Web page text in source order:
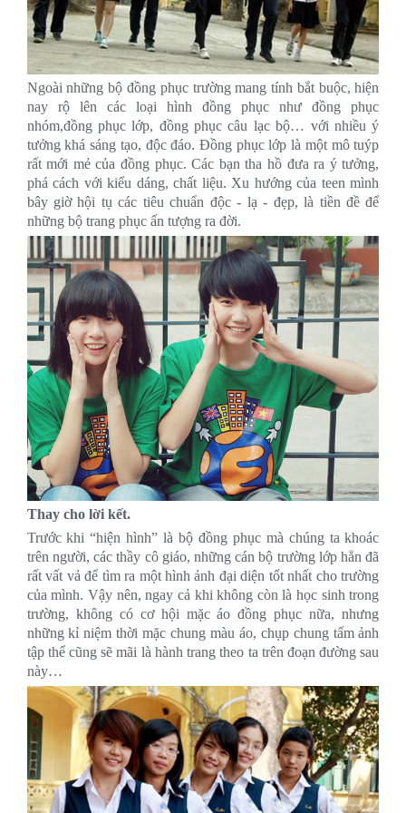
Ngoài những bộ đồng phục trường mang tính bắt buộc, hiện
nay rộ lên các loại hình đồng phục như đồng phục
nhóm,đồng phục lớp, đồng phục câu lạc bộ… với nhiều ý
tưởng khá sáng tạo, độc đáo. Đồng phục lớp là một mô tuýp
rất mới mẻ của đồng phục. Các bạn tha hồ đưa ra ý tưởng,
phá cách với kiểu dáng, chất liệu. Xu hướng của teen mình
bây giờ hội tụ các tiêu chuẩn độc - lạ - đẹp, là tiền đề để
những bộ trang phục ấn tượng ra đời.
Thay cho lời kết.
Trước khi “hiện hình” là bộ đồng phục mà chúng ta khoác
trên người, các thầy cô giáo, những cán bộ trường lớp hẳn đã
rất vất vả để tìm ra một hình ảnh đại diện tốt nhất cho trường
của mình. Vậy nên, ngay cả khi không còn là học sinh trong
trường, không có cơ hội mặc áo đồng phục nữa, nhưng
những kỉ niệm thời mặc chung màu áo, chụp chung tấm ảnh
tập thể cũng sẽ mãi là hành trang theo ta trên đoạn đường sau
này…